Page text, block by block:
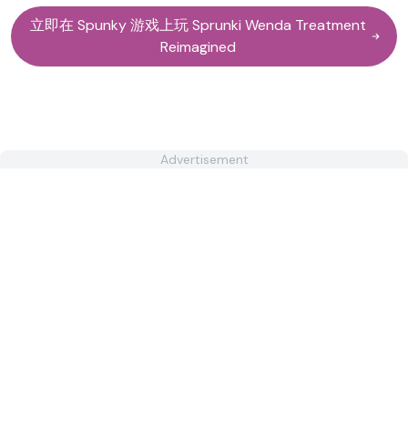
立即在 Spunky 游戏上玩 Sprunki Wenda Treatment
Reimagined
Advertisement